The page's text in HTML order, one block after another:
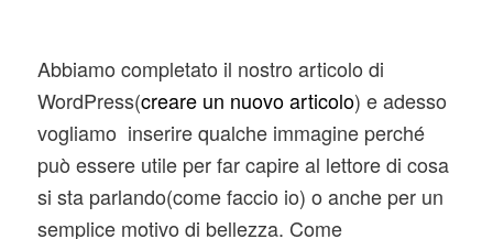
Abbiamo completato il nostro articolo di
WordPress(creare un nuovo articolo) e adesso
vogliamo inserire qualche immagine perché
può essere utile per far capire al lettore di cosa
si sta parlando(come faccio io) o anche per un
semplice motivo di bellezza. Come